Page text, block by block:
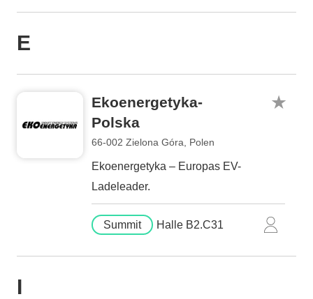
E
Ekoenergetyka-
Polska
66-002 Zielona Góra, Polen
Ekoenergetyka – Europas EV-
Ladeleader.
Summit Halle B2.C31
I